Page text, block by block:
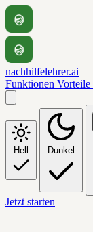
nachhilfelehrer.ai
Funktionen Vorteile
Hell Dunkel
Jetzt starten